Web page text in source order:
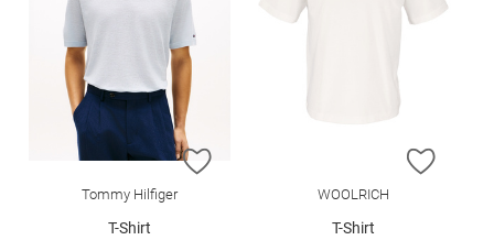
ZUR WUNSCHLISTE HINZUFÜGEN
Tommy Hilfiger
T-Shirt
ZUR
WOOLRICH
T-Shirt